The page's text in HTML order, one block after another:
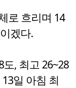
로 흐리며 14
겠다.
, 최고 26~28
일 아침 최